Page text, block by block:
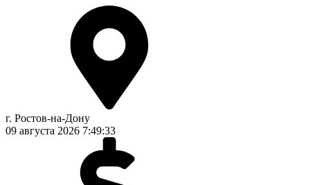
г. Ростов-на-Дону
09 августа 2026 7:49:33